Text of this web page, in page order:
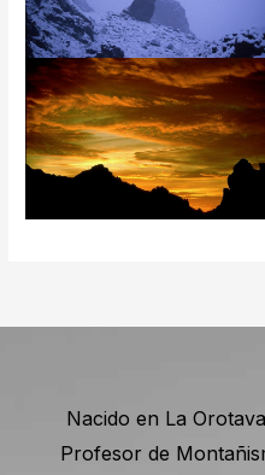
Nacido en La
Profesor de